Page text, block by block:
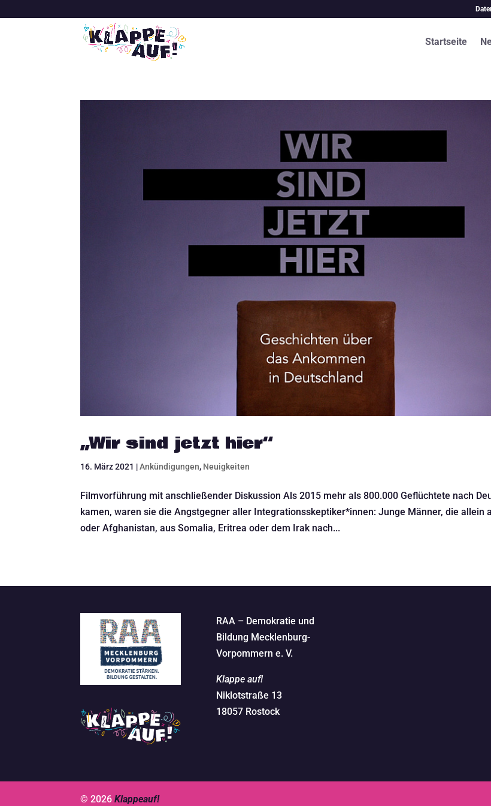
Startseite
„Wir sind jetzt hier“
16. März 2021 |Ankündigungen, Neuigkeiten
Filmvorführung mit anschließender Diskussion Als 2015 mehr als 800.000 Geflüchtete nach
kamen, waren sie die Angstgegner aller Integrationsskeptiker*innen: Junge Männer, die allein
oder Afghanistan, aus Somalia, Eritrea oder dem Irak nach...
RAA – Demokratie und
Bildung Mecklenburg-
Vorpommern e. V.
Klappe auf!
Niklotstraße 13
18057 Rostock
© 2026Klappeauf!